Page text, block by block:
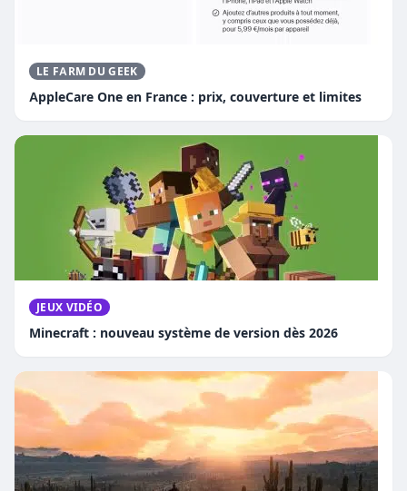
LE FARM DU GEEK
AppleCare One en France : prix, couverture et limites
JEUX VIDÉO
Minecraft : nouveau système de version dès 2026